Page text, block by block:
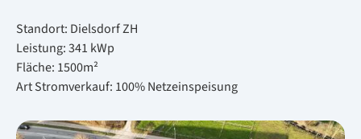
Stand­ort: Diels­dorf ZH
Leis­tung: 341 kWp
Flä­che: 1500m²
Art Strom­ver­kauf: 100% Netz­ein­spei­sung